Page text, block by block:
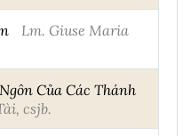
Lm. Giuse Maria
Của Các Thánh
csjb.